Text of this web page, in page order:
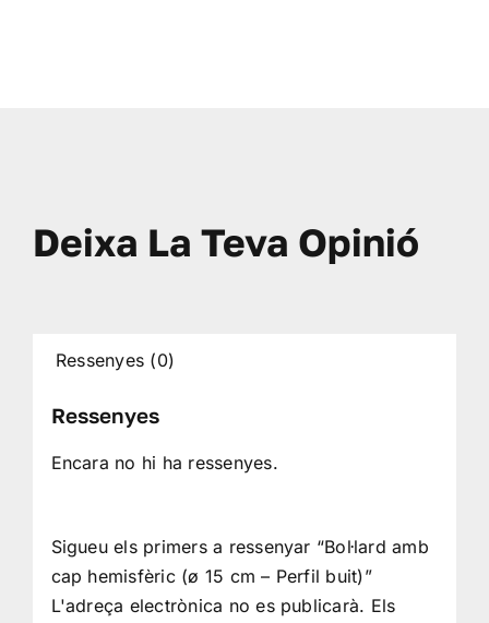
Deixa La Teva Opinió
Ressenyes (0)
Ressenyes
Encara no hi ha ressenyes.
Sigueu els primers a ressenyar “Bol·lard amb
cap hemisfèric (ø 15 cm – Perfil buit)”
L'adreça electrònica no es publicarà. Els